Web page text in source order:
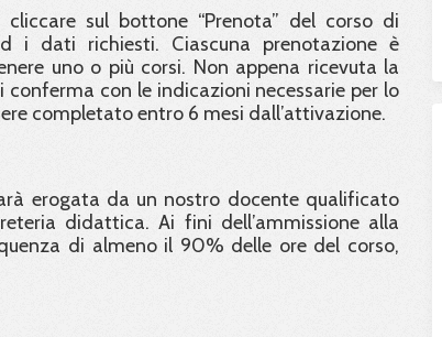
sul bottone “Prenota” del corso di
i dati richiesti. Ciascuna prenotazione è
uno o più corsi. Non appena ricevuta la
con le indicazioni necessarie per lo
completato entro 6 mesi dall’attivazione.
erogata da un nostro docente qualificato
didattica. Ai fini dell’ammissione alla
di almeno il 90% delle ore del corso,